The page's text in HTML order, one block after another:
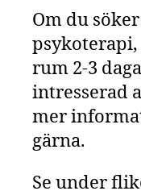
Om du
rum 2-3
intresserad
mer
gärna.
Se under